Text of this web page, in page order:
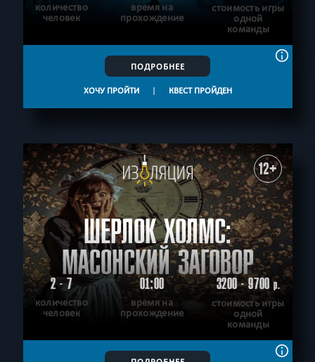
количество
человек
время на
прохождение
стоимость игры
одной
команды
ПОДРОБНЕЕ
ХОЧУ ПРОЙТИ | КВЕСТ ПРОЙДЕН
12+
ШЕРЛОК ХОЛМС:
МАСОНСКИЙ ЗАГОВОР
2 - 7
количество
человек
01:00
время на
прохождение
3200 - 9700р.
стоимость игры
одной
команды